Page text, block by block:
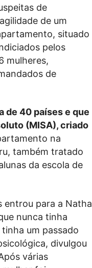
de
de um
situado
pelos
mulheres,
de
de 40 países e que
(MISA), criado
na
também tratado
da escola de
entrou para a Natha
nunca tinha
um passado
divulgou
várias